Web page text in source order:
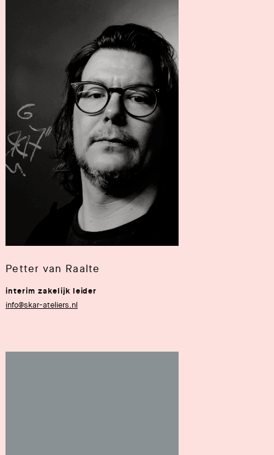
Petter van Raalte
interim zakelijk leider
info@skar-ateliers.nl